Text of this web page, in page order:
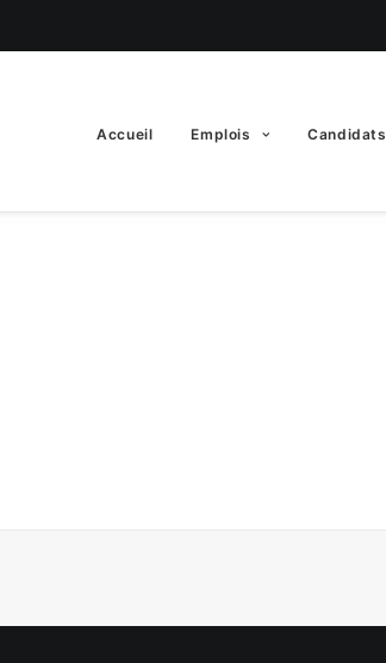
Accueil Emplois Candidats